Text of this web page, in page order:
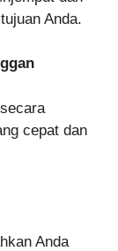
Anda.
cepat dan
Anda